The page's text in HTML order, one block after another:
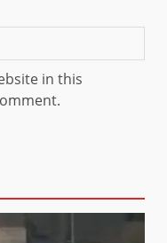
in this